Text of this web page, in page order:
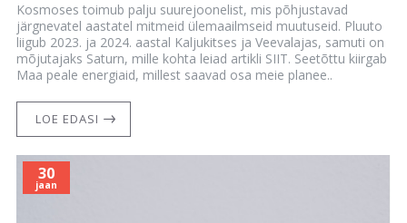
Kosmoses toimub palju suurejoonelist, mis põhjustavad
järgnevatel aastatel mitmeid ülemaailmseid muutuseid. Pluuto
liigub 2023. ja 2024. aastal Kaljukitses ja Veevalajas, samuti on
mõjutajaks Saturn, mille kohta leiad artikli SIIT. Seetõttu kiirgab
Maa peale energiaid, millest saavad osa meie planee..
LOE EDASI
30
jaan